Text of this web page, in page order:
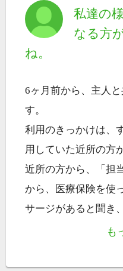
私達の
なる方
ね。
6ヶ月前から、主人
す。
利用のきっかけは、
用していた近所の方
近所の方から、「担
から、医療保険を使
サージがあると聞き
も